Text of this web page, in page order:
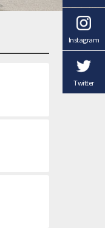
Instagram
Twitter